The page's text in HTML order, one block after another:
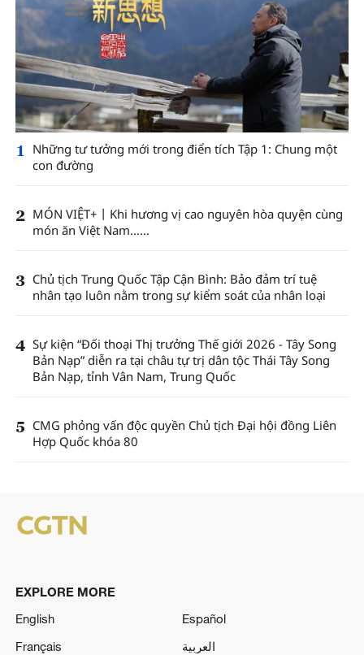
1
Những tư tưởng mới trong điển tích Tập 1: Chung một
con đường
2 MÓN VIỆT+丨Khi hương vị cao nguyên hòa quyện cùng
món ăn Việt Nam……
3 Chủ tịch Trung Quốc Tập Cận Bình: Bảo đảm trí tuệ
nhân tạo luôn nằm trong sự kiểm soát của nhân loại
4 Sự kiện “Đối thoại Thị trưởng Thế giới 2026 - Tây Song
Bản Nạp” diễn ra tại châu tự trị dân tộc Thái Tây Song
Bản Nạp, tỉnh Vân Nam, Trung Quốc
5 CMG phỏng vấn độc quyền Chủ tịch Đại hội đồng Liên
Hợp Quốc khóa 80
EXPLORE MORE
English
Español
Français
العربية